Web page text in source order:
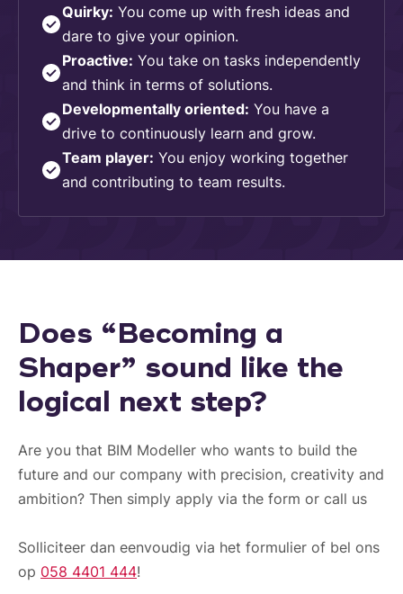
Quirky: You come up with fresh ideas and
dare to give your opinion.
Proactive: You take on tasks independently
and think in terms of solutions.
Developmentally oriented: You have a
drive to continuously learn and grow.
Team player: You enjoy working together
and contributing to team results.
Does “Becoming a
Shaper” sound like the
logical next step?
Are you that BIM Modeller who wants to build the
future and our company with precision, creativity and
ambition? Then simply apply via the form or call us
Solliciteer dan eenvoudig via het formulier of bel ons
op 058 4401 444!